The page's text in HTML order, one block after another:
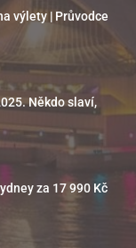
výlety | Průvodce
Někdo slaví,
za 17 990 Kč